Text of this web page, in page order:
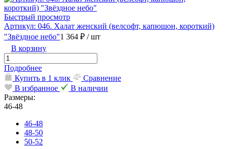
Быстрый просмотр
Артикул: 046. Халат женский (велсофт, капюшон, короткий)
"Звёздное небо"1 364 ₽ / шт
В корзину
Подробнее
Купить в 1 клик
Сравнение
В избранное
В наличии
Размеры:
46-48
46-48
48-50
50-52